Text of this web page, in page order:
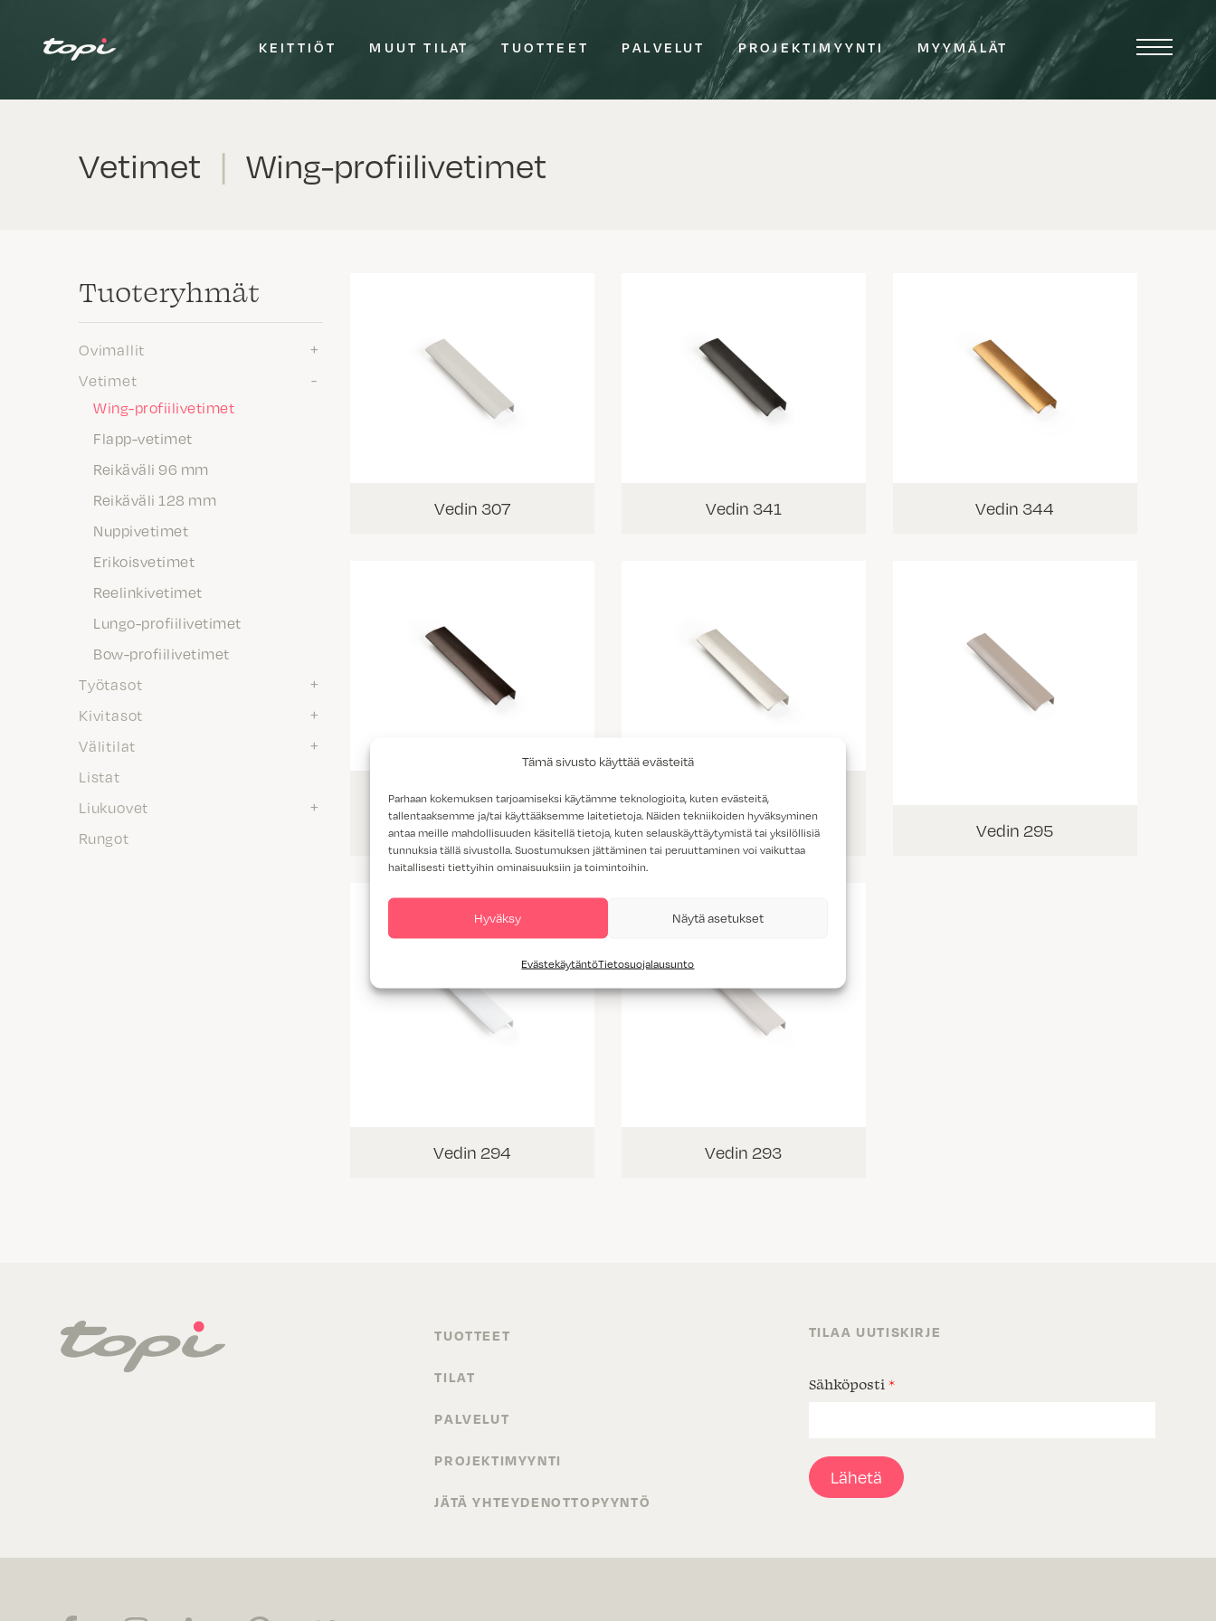
Tämä sivusto käyttää evästeitä
Parhaan kokemuksen tarjoamiseksi käytämme teknologioita, kuten evästeitä,
tallentaaksemme ja/tai käyttääksemme laitetietoja. Näiden tekniikoiden hyväksyminen
antaa meille mahdollisuuden käsitellä tietoja, kuten selauskäyttäytymistä tai yksilöllisiä
tunnuksia tällä sivustolla. Suostumuksen jättäminen tai peruuttaminen voi vaikuttaa
haitallisesti tiettyihin ominaisuuksiin ja toimintoihin.
Hyväksy Näytä asetukset
EvästekäytäntöTietosuojalausunto
KEITTIÖT MUUT TILAT TUOTTEET PALVELUT PROJEKTIMYYNTI MYYMÄLÄT
Vetimet | Wing-profiilivetimet
Tuote­ryhmät
Ovimallit
Vetimet
Wing-profiilivetimet
Flapp-vetimet
Reikäväli 96 mm
Reikäväli 128 mm
Nuppivetimet
Erikoisvetimet
Reelinkivetimet
Lungo-profiilivetimet
Bow-profiilivetimet
Työtasot
Kivitasot
Välitilat
Listat
Liukuovet
Rungot
Vedin 307 Vedin 341 Vedin 344
Vedin 342
Vedin 343
Vedin 295
Vedin 294 Vedin 293
TUOTTEET
TILAT
PALVELUT
PROJEKTIMYYNTI
JÄTÄ YHTEYDENOTTOPYYNTÖ
TILAA UUTISKIRJE
Sähköposti *
Lähetä